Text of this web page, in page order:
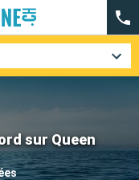
sur Queen